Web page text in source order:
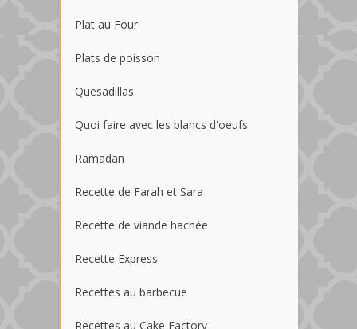
Plat au Four
Plats de poisson
Quesadillas
Quoi faire avec les blancs d'oeufs
Ramadan
Recette de Farah et Sara
Recette de viande hachée
Recette Express
Recettes au barbecue
Recettes au Cake Factory